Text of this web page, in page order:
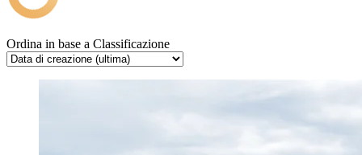
Ordina in base a Classificazione